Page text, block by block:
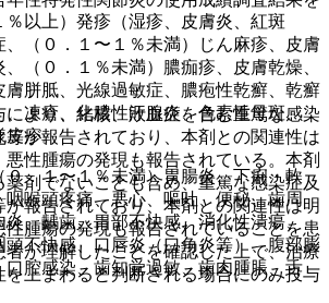
より、結核、敗血症を含む重篤な感染
が報告されており、本剤との関連性は
性腫瘍の発現も報告されている。本剤
剤でないことも含め、重篤な感染症及
報告されており、本剤との関連性は明
腫瘍の発現も報告されていることを患
者が理解したことを確認した上で、治療
を上まわると判断される場合にのみ投与
以上）発疹（湿疹、皮膚炎、紅斑
（０．１〜１％未満）じん麻疹、皮膚
（０．１％未満）膿痂疹、皮膚乾燥、
膚胼胝、光線過敏症、膿疱性乾癬、乾癬
、凍瘡、化膿性汗腺炎、色素性母斑、
皮疹。
．１〜１％未満）胃腸炎、下痢・軟
喉頭疼痛、悪心、嘔吐、便秘、歯周
、齲歯、胃部不快感、消化性潰瘍、
頭不快感、口唇炎（口角炎等）、腹部膨
口腔感染、歯知覚過敏、歯肉腫脹、舌